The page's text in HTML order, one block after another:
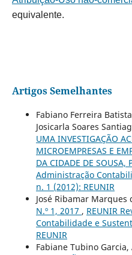
equivalente.
Artigos Semelhantes
Fabiano Ferreira
Josicarla Soares
UMA INVESTIGAÇÃO
MICROEMPRESAS E
DA CIDADE DE SOUSA,
Administração
n. 1 (2012): REUNIR
José Ribamar Marques
N.º 1, 2017 , REUNIR
Contabilidade e
REUNIR
Fabiane Tubino